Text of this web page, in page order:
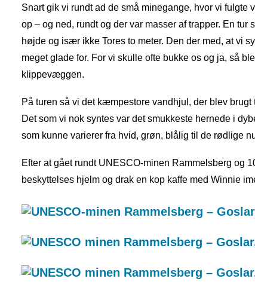
Snart gik vi rundt ad de små minegange, hvor vi
op – og ned, rundt og der var masser af trapper. En
højde og især ikke Tores to meter. Den der med, at vi
meget glade for. For vi skulle ofte bukke os og ja, så
klippevæggen.
På turen så vi det kæmpestore vandhjul, der blev
Det som vi nok syntes var det smukkeste hernede i
som kunne varierer fra hvid, grøn, blålig til de rødlige
Efter at gået rundt UNESCO-minen Rammelsberg og
beskyttelses hjelm og drak en kop kaffe med Winnie